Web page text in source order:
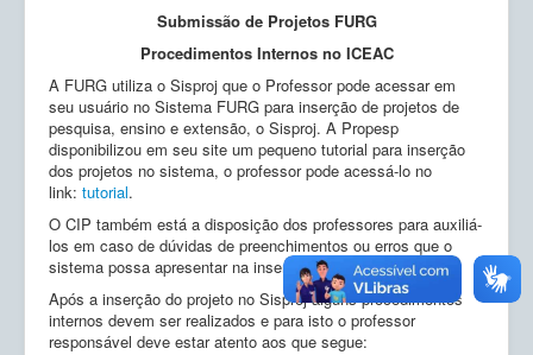
Inovação e Tecnologia
Empresas Júnior
Produção científica
Planos de Ação
Atos Normativos
Calendário
Submissão de Projetos FURG
Procedimentos Internos no ICEAC
A FURG utiliza o Sisproj que o Professor pode acessar em
seu usuário no Sistema FURG para inserção de projetos de
pesquisa, ensino e extensão, o Sisproj. A Propesp
disponibilizou em seu site um pequeno tutorial para inserção
dos projetos no sistema, o professor pode acessá-lo no
link: tutorial.
O CIP também está a disposição dos professores para auxiliá-
los em caso de dúvidas de preenchimentos ou erros que o
sistema possa apresentar na inserção do projeto.
Após a inserção do projeto no Sisproj alguns procedimentos
internos devem ser realizados e para isto o professor
responsável deve estar atento aos que segue: